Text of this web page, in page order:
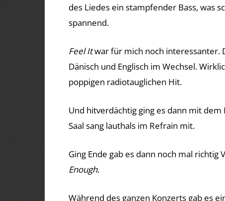
des Liedes ein stampfender Bass, was
spannend.
Feel Itwar für mich noch interessanter.
Dänisch und Englisch im Wechsel.
poppigen radiotauglichen Hit.
Und hitverdächtig ging es dann mit dem
Saal sang lauthals im Refrain mit.
Ging Ende gab es dann noch mal richtig
Enough.
Während des ganzen Konzerts gab es